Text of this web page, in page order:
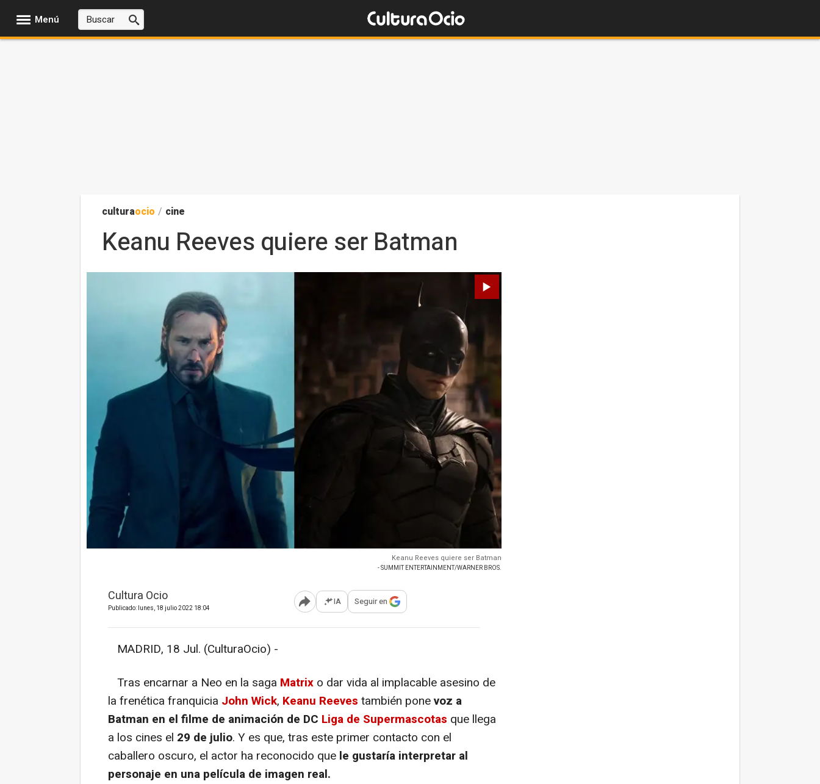
Menú
culturaocio / cine
Keanu Reeves quiere ser Batman
Keanu Reeves quiere ser Batman
- SUMMIT ENTERTAINMENT/WARNER BROS.
Cultura Ocio
Publicado: lunes, 18 julio 2022 18:04 Abrir opciones para compartir
IA Seguir en
MADRID, 18 Jul. (CulturaOcio) -
Tras encarnar a Neo en la saga Matrix o dar vida al implacable asesino de
la frenética franquicia John Wick, Keanu Reeves también ponevoz a
Batman en el filme de animación de DC Liga de Supermascotas que llega
a los cines el 29 de julio. Y es que, tras este primer contacto con el
caballero oscuro, el actor ha reconocido que le gustaría interpretar al
personaje en una película de imagen real.